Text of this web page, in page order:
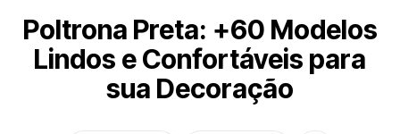
Poltrona Preta: +60 Modelos
Lindos e Confortáveis para
sua Decoração